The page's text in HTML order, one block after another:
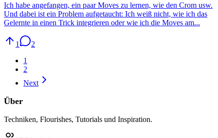
Ich habe angefangen, ein paar Moves zu lernen, wie den Crom usw.
Und dabei ist ein Problem aufgetaucht: Ich weiß nicht, wie ich das
Gelernte in einen Trick integrieren oder wie ich die Moves am...
1
2
1
2
Next
Über
Techniken, Flourishes, Tutorials und Inspiration.